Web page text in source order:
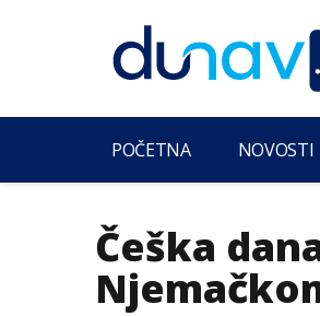
POČETNA NOVOSTI
Češka